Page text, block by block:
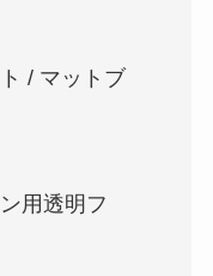
/ マットブ
用透明フ